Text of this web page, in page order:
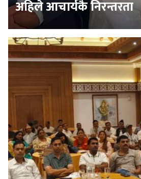
अहिले आचार्यकै निरन्तरता